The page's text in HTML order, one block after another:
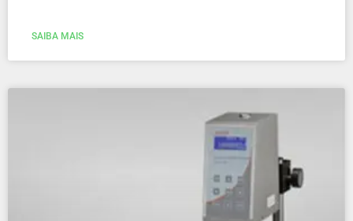
SAIBA MAIS